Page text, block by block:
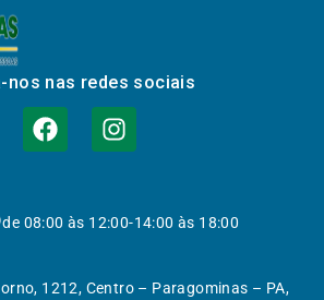
nos nas redes sociais
08:00 às 12:00-14:00 às 18:00
1212, Centro – Paragominas – PA,